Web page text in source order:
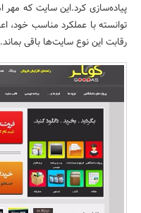
پیاده‌سازی کرد.این سایت که
توانسته با عملکرد مناسب خود،
رقابت این نوع سایت‌ها باقی بماند.